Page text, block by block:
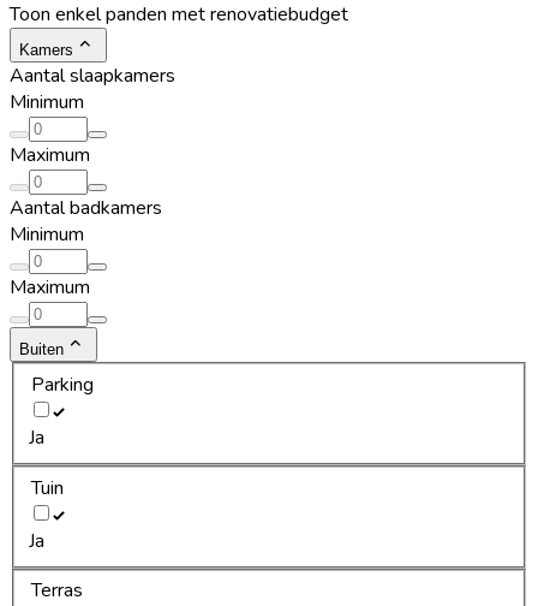
Toon enkel panden met renovatiebudget
Kamers
Aantal slaapkamers
Minimum
Maximum
Aantal badkamers
Minimum
Maximum
Buiten
Parking
Ja
Tuin
Ja
Terras